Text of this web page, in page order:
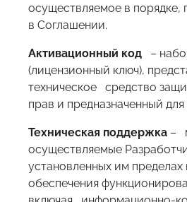
осуществляемое в порядке,
в Соглашении.
Активационный код –
(лицензионный ключ),
техническое средство
прав и предназначенный
Техническая поддержка –
осуществляемые
установленных им
обеспечения